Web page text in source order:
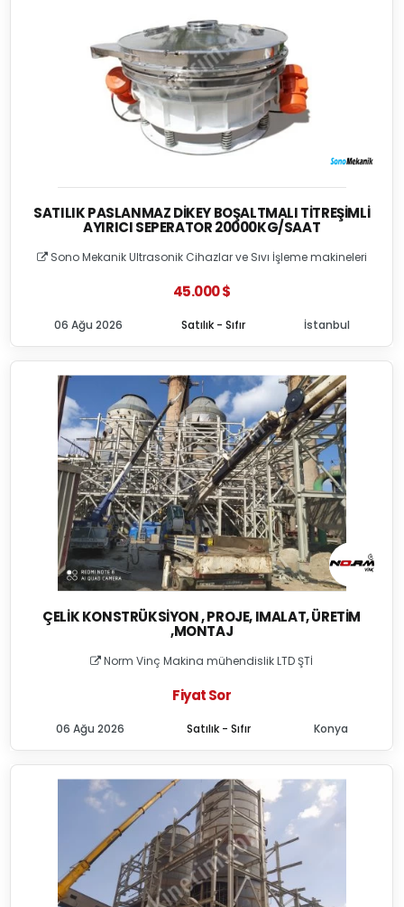
SATILIK PASLANMAZ DIKEY BOŞALTMALI TITREŞIMLI
AYIRICI SEPERATOR 20000KG/SAAT
Sono Mekanik Ultrasonik Cihazlar ve Sıvı İşleme makineleri
45.000 $
Satılık - Sıfır
06 Ağu 2026 İstanbul
ÇELIK KONSTRÜKSIYON , PROJE, IMALAT, ÜRETIM
,MONTAJ
Norm Vinç Makina mühendislik LTD ŞTİ
Fiyat Sor
Satılık - Sıfır
06 Ağu 2026 Konya